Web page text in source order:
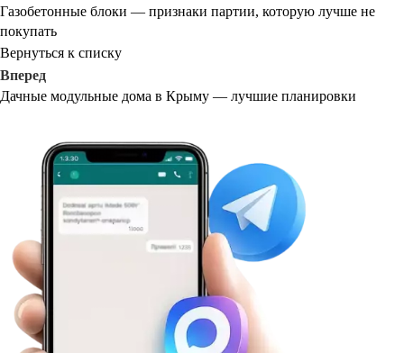
Газобетонные блоки — признаки партии, которую лучше не
покупать
Вернуться к списку
Вперед
Дачные модульные дома в Крыму — лучшие планировки